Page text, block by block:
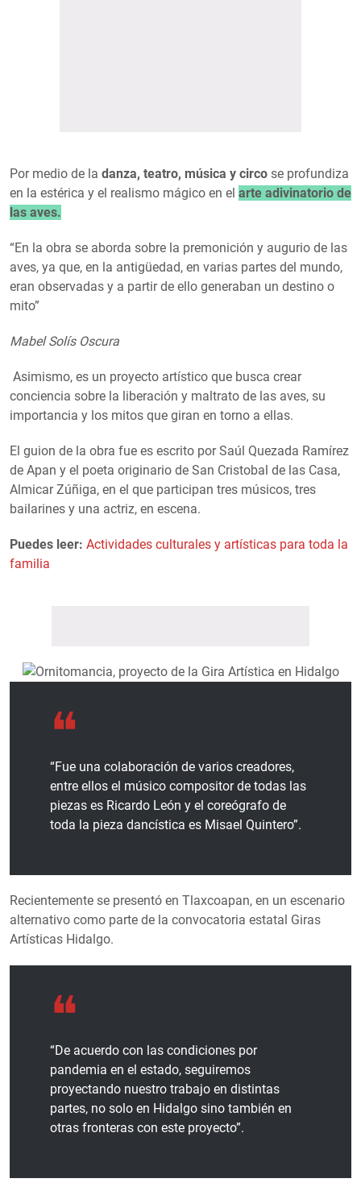
Por medio de la danza, teatro, música y circo se profundiza
en la estérica y el realismo mágico en el arte adivinatorio de
las aves.
“En la obra se aborda sobre la premonición y augurio de las
aves, ya que, en la antigüedad, en varias partes del mundo,
eran observadas y a partir de ello generaban un destino o
mito”
Mabel Solís Oscura
Asimismo, es un proyecto artístico que busca crear
conciencia sobre la liberación y maltrato de las aves, su
importancia y los mitos que giran en torno a ellas.
El guion de la obra fue es escrito por Saúl Quezada Ramírez
de Apan y el poeta originario de San Cristobal de las Casa,
Almicar Zúñiga, en el que participan tres músicos, tres
bailarines y una actriz, en escena.
Puedes leer: Actividades culturales y artísticas para toda la
familia
“Fue una colaboración de varios creadores,
entre ellos el músico compositor de todas las
piezas es Ricardo León y el coreógrafo de
toda la pieza dancística es Misael Quintero”.
Recientemente se presentó en Tlaxcoapan, en un escenario
alternativo como parte de la convocatoria estatal Giras
Artísticas Hidalgo.
“De acuerdo con las condiciones por
pandemia en el estado, seguiremos
proyectando nuestro trabajo en distintas
partes, no solo en Hidalgo sino también en
otras fronteras con este proyecto”.